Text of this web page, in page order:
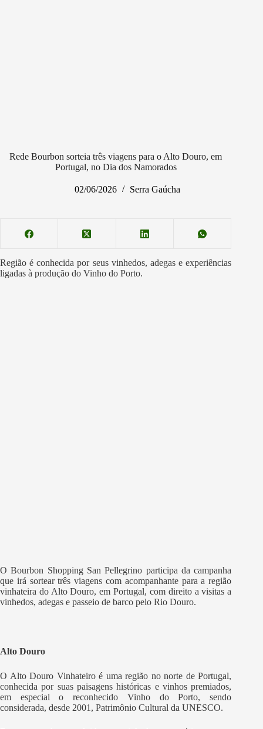
Rede Bourbon sorteia três viagens para o Alto Douro, em
Portugal, no Dia dos Namorados
02/06/2026 Serra Gaúcha
Região é conhecida por seus vinhedos, adegas e experiências
ligadas à produção do Vinho do Porto.
O Bourbon Shopping San Pellegrino participa da campanha
que irá sortear três viagens com acompanhante para a região
vinhateira do Alto Douro, em Portugal, com direito a visitas a
vinhedos, adegas e passeio de barco pelo Rio Douro.
Alto Douro
O Alto Douro Vinhateiro é uma região no norte de Portugal,
conhecida por suas paisagens históricas e vinhos premiados,
em especial o reconhecido Vinho do Porto, sendo
considerada, desde 2001, Patrimônio Cultural da UNESCO.